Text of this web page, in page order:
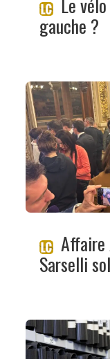
Le
gauche ?
Affaire
Sarselli